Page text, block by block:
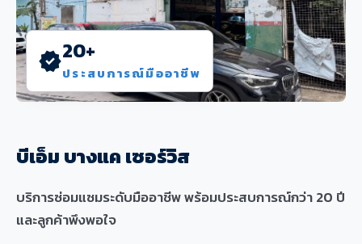
verified20+
ประสบการณ์มืออาชีพ
บีเอ็ม บางแค เซอร์วิส
บริการซ่อมแซมระดับมืออาชีพ พร้อมประสบการณ์กว่า 20 ปี
และลูกค้าพึงพอใจ